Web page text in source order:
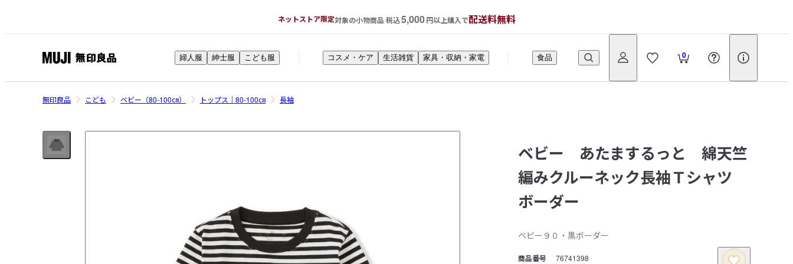
ネットストア限定対象の小物商品 税込5,000円以上購入で配送料無料
印
良
ネ
ッ
ト
0
婦人服 紳士服 こども服 コスメ・ケア 生活雑貨 家具・収納・家電 食品
無印良品 こども ベビー（80-100㎝） トップス｜80-100㎝ 長袖
ベビー あたまするっと 綿天竺
編みクルーネック長袖Ｔシャツ
ボーダー
ベビー９０・黒ボーダー
商品番号 76741398